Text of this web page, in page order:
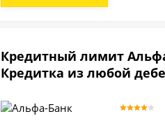
Кредитный лимит
Кредитка из любой